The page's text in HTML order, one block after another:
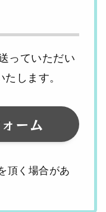
っていただい
します。
ーム
頂く場合があ